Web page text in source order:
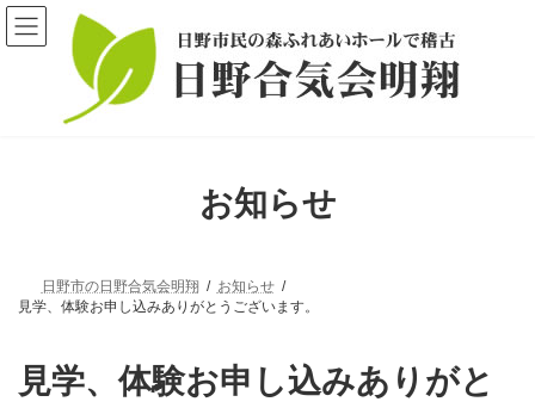
コ
ン
テ
ナ
ビ
ゲ
お知らせ
日野市の日野合気会明翔
お知らせ
見学、体験お申し込みありがとうございます。
見学、体験お申し込みありがと